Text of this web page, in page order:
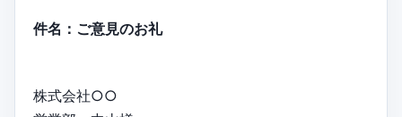
件名：ご意見のお礼
株式会社○○